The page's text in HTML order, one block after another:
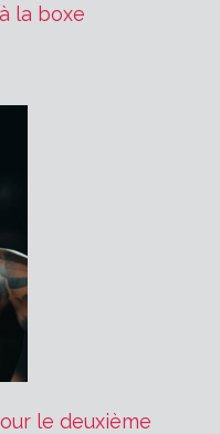
la boxe
le deuxième